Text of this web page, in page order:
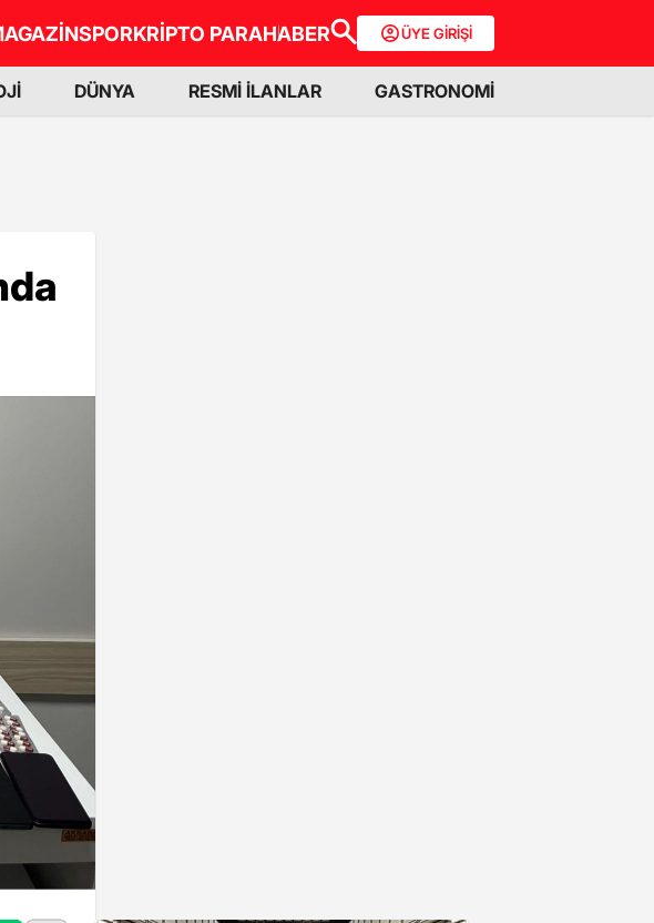
SPORKRİPTO PARAHABER ÜYE GİRİŞİ
DÜNYA RESMİ İLANLAR GASTRONOMİ